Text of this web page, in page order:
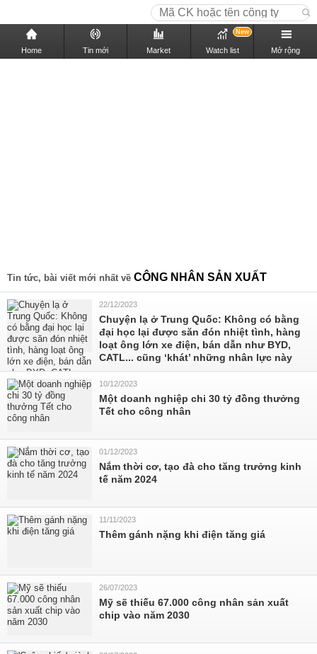
Home Tin mới Market Watch list
New
Mở rộng
Tin tức, bài viết mới nhất về CÔNG NHÂN SẢN XUẤT
22/12/2023
Chuyện lạ ở Trung Quốc: Không có bằng
đại học lại được săn đón nhiệt tình, hàng
loạt ông lớn xe điện, bán dẫn như BYD,
CATL... cũng ‘khát’ những nhân lực này
10/12/2023
Một doanh nghiệp chi 30 tỷ đồng thưởng
Tết cho công nhân
01/12/2023
Nắm thời cơ, tạo đà cho tăng trưởng kinh
tế năm 2024
11/11/2023
Thêm gánh nặng khi điện tăng giá
26/07/2023
Mỹ sẽ thiếu 67.000 công nhân sản xuất
chip vào năm 2030